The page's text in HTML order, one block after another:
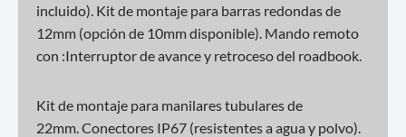
incluido). Kit de montaje para barras redondas de
12mm (opción de 10mm disponible). Mando remoto
con :Interruptor de avance y retroceso del roadbook.
Kit de montaje para manilares tubulares de
22mm. Conectores IP67 (resistentes a agua y polvo).